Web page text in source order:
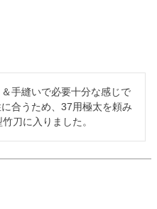
手縫いで必要十分な感じで
合うため、37用極太を頼み
刀に入りました。